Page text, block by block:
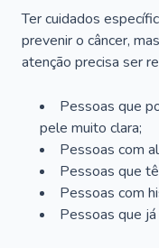
Ter cuidados
prevenir o câncer,
atenção precisa ser
Pessoas que
pele muito clara;
Pessoas com
Pessoas que
Pessoas com
Pessoas que